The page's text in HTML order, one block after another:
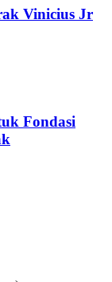
Vinicius Jr
Fondasi